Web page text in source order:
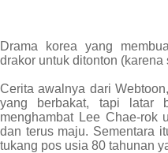
Drama korea yang
drakor untuk ditonton
Cerita awalnya dari
yang berbakat, tapi latar
menghambat Lee Chae-rok
dan terus maju. Sementara
tukang pos usia 80 tahunan